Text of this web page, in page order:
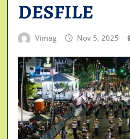
DESFILE
Vimag Nov 5, 2025